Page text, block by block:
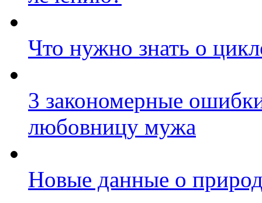
Что нужно знать о
3 закономерные
любовницу мужа
Новые данные о